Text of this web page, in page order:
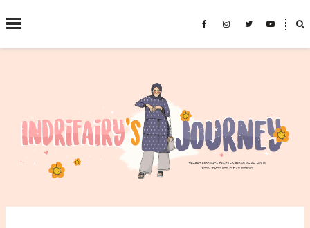
˟
SEARCH THIS BLOG